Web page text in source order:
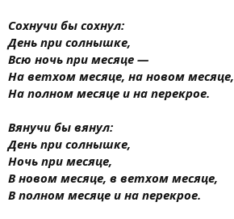
Сохнучи бы сохнул:
День при солнышке,
Всю ночь при месяце —
На ветхом месяце, на новом месяце,
На полном месяце и на перекрое.
Вянучи бы вянул:
День при солнышке,
Ночь при месяце,
В новом месяце, в ветхом месяце,
В полном месяце и на перекрое.